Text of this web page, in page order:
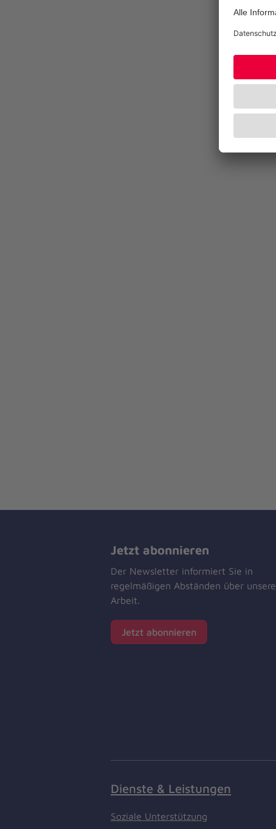
Jetzt abonnieren
Der Newsletter informiert Sie in
regelmäßigen Abständen über unsere
Arbeit.
Jetzt abonnieren
Dienste & Leistungen
Soziale Unterstützung